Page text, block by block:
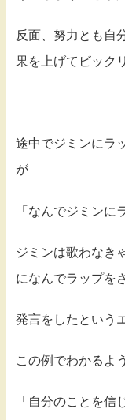
反面、努力とも自
果を上げてビック
途中でジミンにラ
が
「なんでジミンに
ジミンは歌わなき
になんでラップを
発言をしたという
この例でわかるよ
「自分のことを信